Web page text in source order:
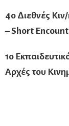
4ο Διεθνές
–Short
1ο
Αρχές του